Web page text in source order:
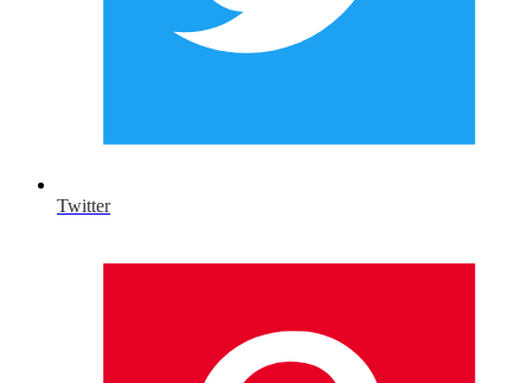
Twitter